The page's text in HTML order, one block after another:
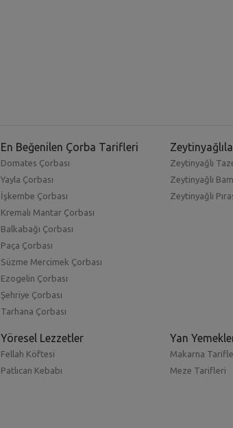
En Beğenilen Çorba Tarifleri
Domates Çorbası
Yayla Çorbası
İşkembe Çorbası
Kremalı Mantar Çorbası
Balkabağı Çorbası
Paça Çorbası
Süzme Mercimek Çorbası
Ezogelin Çorbası
Şehriye Çorbası
Tarhana Çorbası
Zeytinyağlı
Zeytinyağlı
Zeytinyağlı
Yöresel Lezzetler
Fellah Köftesi
Patlıcan Kebabı
Yan
Makarna
Meze Tarifleri